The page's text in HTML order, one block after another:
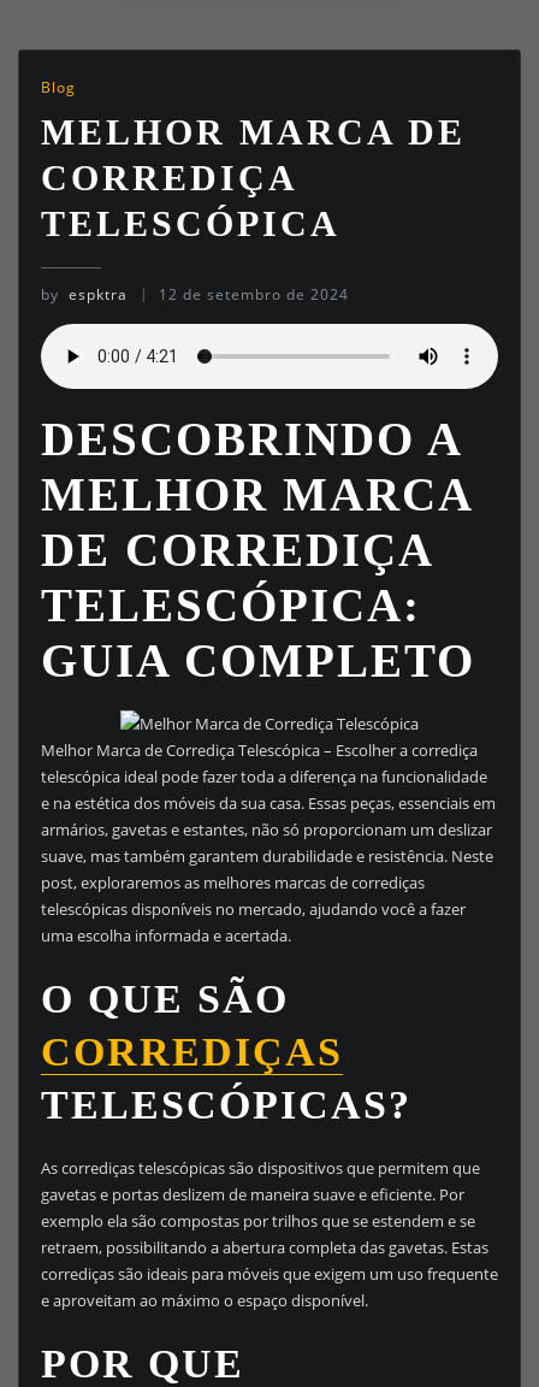
Blog
MELHOR MARCA DE
CORREDIÇA
TELESCÓPICA
by espktra 12 de setembro de 2024
DESCOBRINDO A
MELHOR MARCA
DE CORREDIÇA
TELESCÓPICA:
GUIA COMPLETO
Melhor Marca de Corrediça Telescópica – Escolher a corrediça
telescópica ideal pode fazer toda a diferença na funcionalidade
e na estética dos móveis da sua casa. Essas peças, essenciais em
armários, gavetas e estantes, não só proporcionam um deslizar
suave, mas também garantem durabilidade e resistência. Neste
post, exploraremos as melhores marcas de corrediças
telescópicas disponíveis no mercado, ajudando você a fazer
uma escolha informada e acertada.
O QUE SÃO
CORREDIÇAS
TELESCÓPICAS?
As corrediças telescópicas são dispositivos que permitem que
gavetas e portas deslizem de maneira suave e eficiente. Por
exemplo ela são compostas por trilhos que se estendem e se
retraem, possibilitando a abertura completa das gavetas. Estas
corrediças são ideais para móveis que exigem um uso frequente
e aproveitam ao máximo o espaço disponível.
POR QUE